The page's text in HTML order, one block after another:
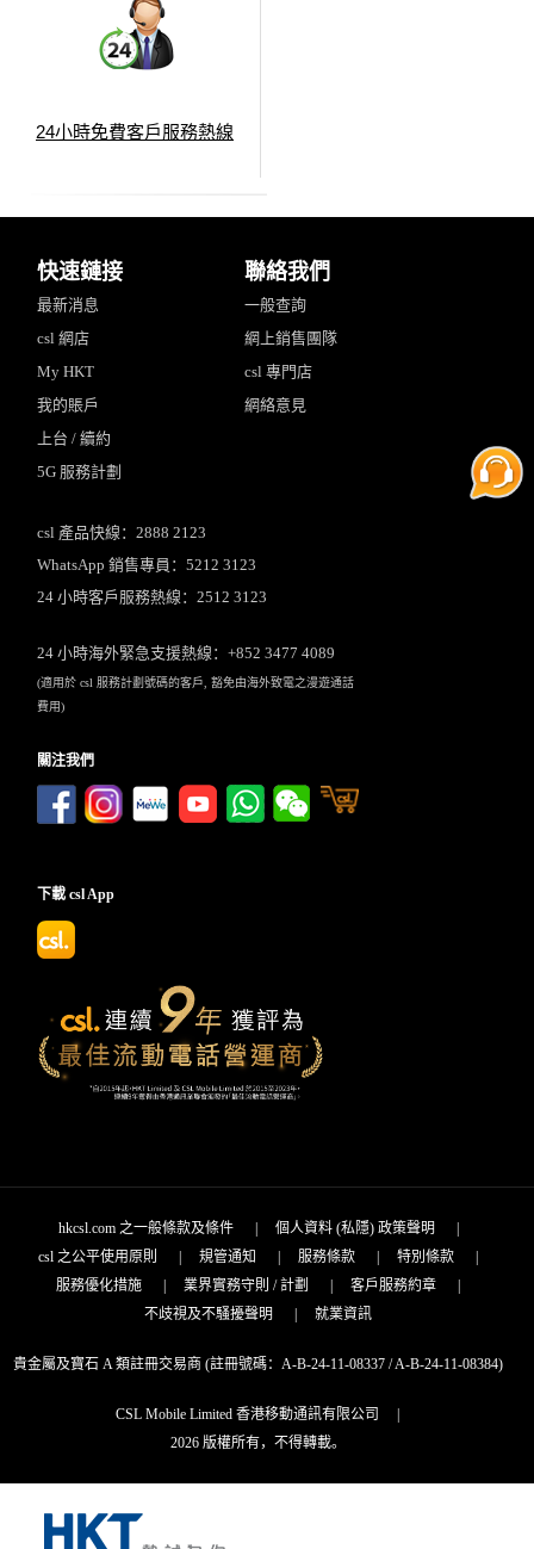
24小時免費客戶服務熱線
快速鏈接
最新消息
csl 網店
My HKT
我的賬戶
上台 / 續約
5G 服務計劃
聯絡我們
一般查詢
網上銷售團隊
csl 專門店
網絡意見
csl 產品快線：2888 2123
WhatsApp 銷售專員：5212 3123
24 小時客戶服務熱線：2512 3123
24 小時海外緊急支援熱線：+852 3477 4089
(適用於 csl 服務計劃號碼的客戶, 豁免由海外致電之漫遊通話
費用)
關注我們
下載 csl App
hkcsl.com 之一般條款及條件| 個人資料 (私隱) 政策聲明
csl 之公平使用原則
規管通知 服務條款 特別條款
服務優化措施
業界實務守則 / 計劃 客戶服務約章
不歧視及不騷擾聲明
就業資訊
貴金屬及寶石 A 類註冊交易商 (註冊號碼：A-B-24-11-08337 / A-B-24-11-08384)
CSL Mobile Limited 香港移動通訊有限公司
|
2026 版權所有，不得轉載。